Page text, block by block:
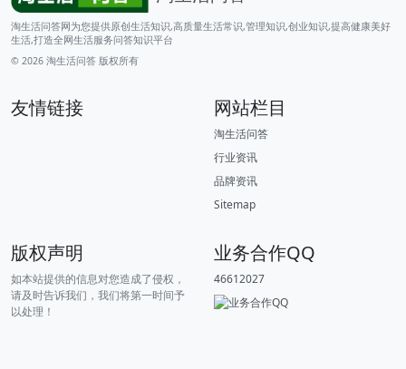
淘生活问答网为您提供原创生活知识,高质量生活常识,管理知识,创业知识,提高健康美好
生活,打造全网生活服务问答知识平台
© 2026 淘生活问答 版权所有
友情链接 网站栏目
淘生活问答
行业资讯
品牌资讯
Sitemap
版权声明
如本站提供的信息对您造成了侵权，
请及时告诉我们，我们将第一时间予
以处理！
业务合作QQ
46612027